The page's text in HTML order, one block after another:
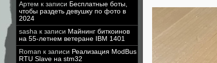
Артем к записи Бесплатные боты,
чтобы раздеть девушку по фото в
2024
sasha к записи Майнинг биткоинов
на 55-летнем ветеране IBM 1401
Roman к записи Реализация ModBus
RTU Slave на stm32